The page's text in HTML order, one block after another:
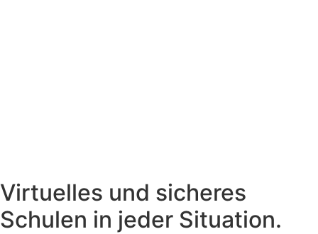
Virtuelles und sicheres
Schulen in jeder Situation.